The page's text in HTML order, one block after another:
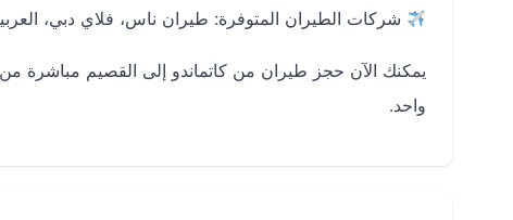
شركات الطيران المتوفرة: طيران ناس، فلاي دبي،
يمكنك الآن حجز طيران من كاتماندو إلى القصيم
واحد.